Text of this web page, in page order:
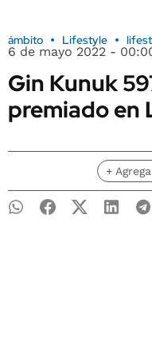
ámbito Lifestyle
6 de mayo 2022 -
Gin Kunuk
premiado en
+